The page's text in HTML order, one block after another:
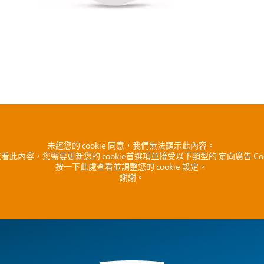
未經您的 cookie 同意，我們無法顯示此內容。
此內容，您需要更新您的 cookie首選項並接受以下類型的 定向廣告
按一下此處查看並調整您的 cookie 設定。
謝謝。